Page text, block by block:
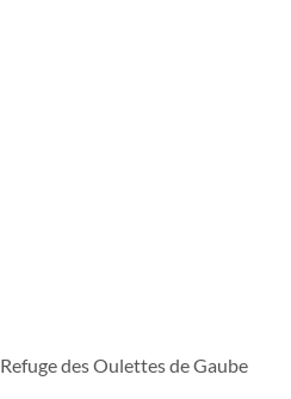
Refuge des Oulettes de Gaube